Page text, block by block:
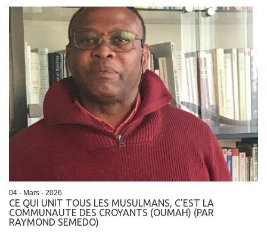
04 - Mars - 2026
CE QUI UNIT TOUS LES MUSULMANS, C'EST LA
COMMUNAUTE DES CROYANTS (OUMAH) (PAR
RAYMOND SEMEDO)